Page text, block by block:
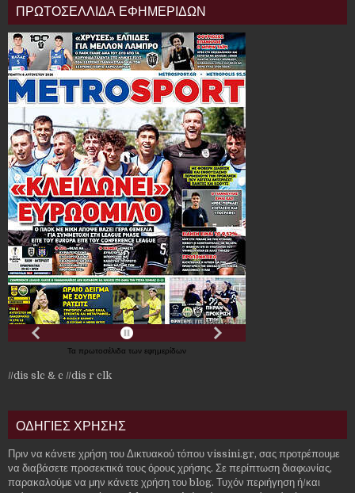
ΠΡΩΤΟΣΕΛΛΙΔΑ ΕΦΗΜΕΡΙΔΩΝ
Τα πρωτοσέλιδα των εφημερίδων
//dis slc & c //dis r clk
ΟΔΗΓΙΕΣ ΧΡΗΣΗΣ
Πριν να κάνετε χρήση του Δικτυακού τόπου vissini.gr, σας προτρέπουμε
να διαβάσετε προσεκτικά τους όρους χρήσης. Σε περίπτωση διαφωνίας,
παρακαλούμε να μην κάνετε χρήση του blog. Τυχόν περιήγηση ή/και